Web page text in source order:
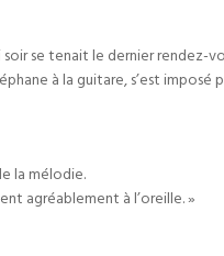
se tenait le dernier rendez-
à la guitare, s’est
la mélodie.
agréablement à l’oreille. »